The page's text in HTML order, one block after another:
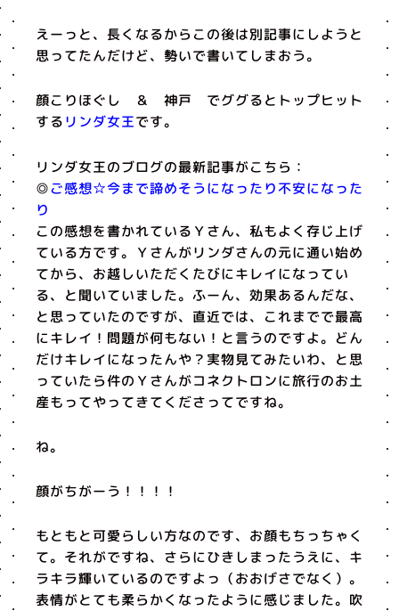
えーっと、長くなるからこの後は別記事にしようと
思ってたんだけど、勢いで書いてしまおう。
顔こりほぐし ＆ 神戸 でググるとトップヒット
するリンダ女王です。
リンダ女王のブログの最新記事がこちら：
◎ご感想☆今まで諦めそうになったり不安になった
り
この感想を書かれているＹさん、私もよく存じ上げ
ている方です。Ｙさんがリンダさんの元に通い始め
てから、お越しいただくたびにキレイになってい
る、と聞いていました。ふーん、効果あるんだな、
と思っていたのですが、直近では、これまでで最高
にキレイ！問題が何もない！と言うのですよ。どん
だけキレイになったんや？実物見てみたいわ、と思
っていたら件のＹさんがコネクトロンに旅行のお土
産もってやってきてくださってですね。
ね。
顔がちがーう！！！！
もともと可愛らしい方なのです、お顔もちっちゃく
て。それがですね、さらにひきしまったうえに、キ
ラキラ輝いているのですよっ（おおげさでなく）。
表情がとても柔らかくなったように感じました。吹